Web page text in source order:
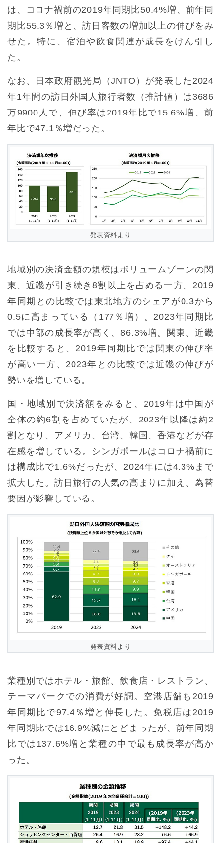
は、コロナ禍前の2019年同期比50.4%増、前年同
期比55.3％増と、訪日客数の増加以上の伸びをみ
せた。特に、宿泊や飲食関連が成長をけん引し
た。
なお、日本政府観光局（JNTO）が発表した2024
年1年間の訪日外国人旅行者数（推計値）は3686
万9900人で、伸び率は2019年比で15.6%増、前
年比で47.1％増だった。
発表資料より
地域別の決済金額の規模はボリュームゾーンの関
東、近畿が引き続き8割以上を占める一方、2019
年同期との比較では東北地方のシェアが0.3から
0.5に高まっている（177％増）。2023年同期比
では中部の成長率が高く、86.3%増。関東、近畿
を比較すると、2019年同期比では関東の伸び率
が高い一方、2023年との比較では近畿の伸びが
勢いを増している。
国・地域別で決済額をみると、2019年は中国が
全体の約6割を占めていたが、2023年以降は約2
割となり、アメリカ、台湾、韓国、香港などが存
在感を増している。シンガポールはコロナ禍前に
は構成比で1.6%だったが、2024年には4.3%まで
拡大した。訪日旅行の人気の高まりに加え、為替
要因が影響している。
発表資料より
業種別ではホテル・旅館、飲食店・レストラン、
テーマパークでの消費が好調。空港店舗も2019
年同期比で97.4％増と伸長した。免税店は2019
年同期比では16.9%減にとどまったが、前年同期
比では137.6%増と業種の中で最も成長率が高か
った。